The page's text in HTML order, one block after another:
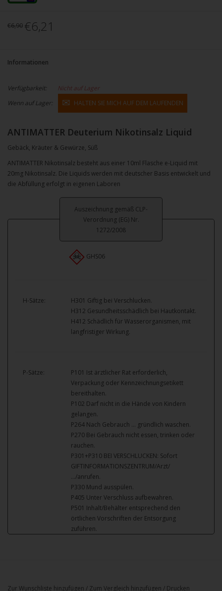
€6,90 €6,21
Informationen
Verfügbarkeit:
Nicht auf Lager
Wenn auf Lager:
HALTEN SIE MICH AUF DEM LAUFENDEN
ANTIMATTER Deuterium Nikotinsalz Liquid
Gebäck, Kräuter & Gewürze, Süß
ANTIMATTER Nikotinsalz besteht aus einer 10ml Flasche e-Liquid mit
20mg Nikotinsalz. Die Liquids werden mit deutscher Basis entwickelt und
die Abfüllung erfolgt in eigenen Laboren
Auszeichnung gemäß CLP-
Verordnung (EG) Nr.
1272/2008
GHS06
H-Sätze:
H301 Giftig bei Verschlucken.
H312 Gesundheitsschädlich bei Hautkontakt.
H412 Schädlich für Wasserorganismen, mit
langfristiger Wirkung.
P-Sätze:
P101 Ist ärztlicher Rat erforderlich,
Verpackung oder Kennzeichnungsetikett
bereithalten.
P102 Darf nicht in die Hände von Kindern
gelangen.
P264 Nach Gebrauch … gründlich waschen.
P270 Bei Gebrauch nicht essen, trinken oder
rauchen.
P301+P310 BEI VERSCHLUCKEN: Sofort
GIFTINFORMATIONSZENTRUM/Arzt/
…/anrufen.
P330 Mund ausspülen.
P405 Unter Verschluss aufbewahren.
P501 Inhalt/Behälter entsprechend den
örtlichen Vorschriften der Entsorgung
zuführen.
Zur Wunschliste hinzufügen / Zum Vergleich hinzufügen / Drucken